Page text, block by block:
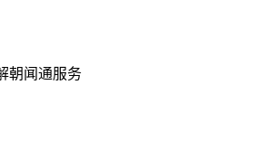
朝闻通服务